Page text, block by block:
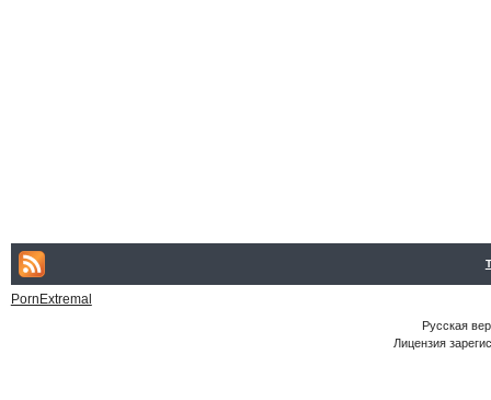
PornExtremal
Русская
Лицензия